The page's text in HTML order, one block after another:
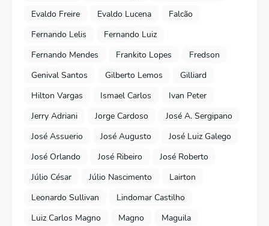
Evaldo Freire
Evaldo Lucena
Falcão
Fernando Lelis
Fernando Luiz
Fernando Mendes
Frankito Lopes
Fredson
Genival Santos
Gilberto Lemos
Gilliard
Hilton Vargas
Ismael Carlos
Ivan Peter
Jerry Adriani
Jorge Cardoso
José A. Sergipano
José Assuerio
José Augusto
José Luiz Galego
José Orlando
José Ribeiro
José Roberto
Júlio César
Júlio Nascimento
Lairton
Leonardo Sullivan
Lindomar Castilho
Luiz Carlos Magno
Magno
Maguila